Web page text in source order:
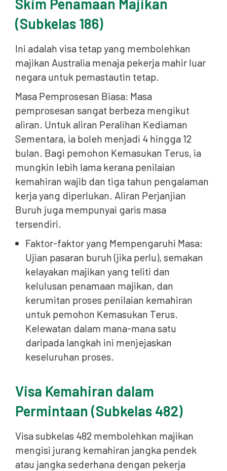
(Subkelas 186)
Ini adalah visa tetap yang membolehkan
majikan Australia menaja pekerja mahir luar
negara untuk pemastautin tetap.
Masa Pemprosesan Biasa: Masa
pemprosesan sangat berbeza mengikut
aliran. Untuk aliran Peralihan Kediaman
Sementara, ia boleh menjadi 4 hingga 12
bulan. Bagi pemohon Kemasukan Terus, ia
mungkin lebih lama kerana penilaian
kemahiran wajib dan tiga tahun pengalaman
kerja yang diperlukan. Aliran Perjanjian
Buruh juga mempunyai garis masa
tersendiri.
Faktor-faktor yang Mempengaruhi Masa:
Ujian pasaran buruh (jika perlu), semakan
kelayakan majikan yang teliti dan
kelulusan penamaan majikan, dan
kerumitan proses penilaian kemahiran
untuk pemohon Kemasukan Terus.
Kelewatan dalam mana-mana satu
daripada langkah ini menjejaskan
keseluruhan proses.
Visa Kemahiran dalam
Permintaan (Subkelas 482)
Visa subkelas 482 membolehkan majikan
mengisi jurang kemahiran jangka pendek
atau jangka sederhana dengan pekerja